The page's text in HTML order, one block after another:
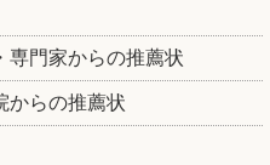
専門家からの推薦状
からの推薦状